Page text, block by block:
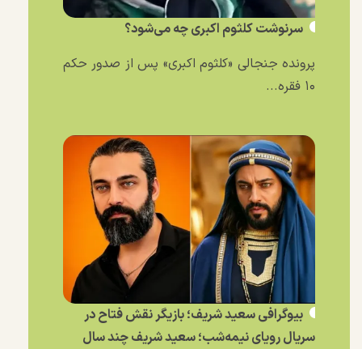
سرنوشت کلثوم اکبری چه می‌شود؟
پرونده جنجالی «کلثوم اکبری» پس از صدور حکم
۱۰ فقره...
بیوگرافی سعید شریف؛ بازیگر نقش فتاح در
سریال رویای نیمه‌شب؛ سعید شریف چند سال